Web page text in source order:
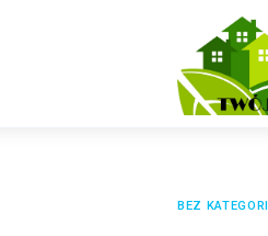
BEZ KATEGORII